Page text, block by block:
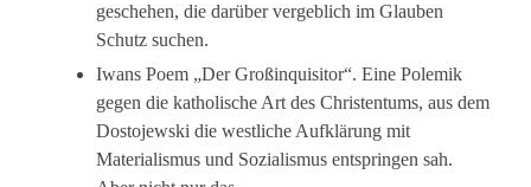
geschehen, die darüber vergeblich im Glauben
Schutz suchen.
Iwans Poem „Der Großinquisitor“. Eine Polemik
gegen die katholische Art des Christentums, aus dem
Dostojewski die westliche Aufklärung mit
Materialismus und Sozialismus entspringen sah.